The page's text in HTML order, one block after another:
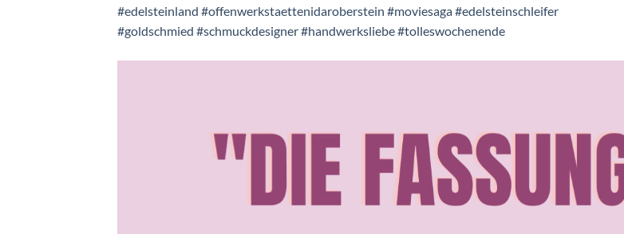
#edelsteinland #offenwerkstaettenidaroberstein #moviesaga#edelsteinschleifer
#goldschmied #schmuckdesigner#handwerksliebe#tolleswochenende